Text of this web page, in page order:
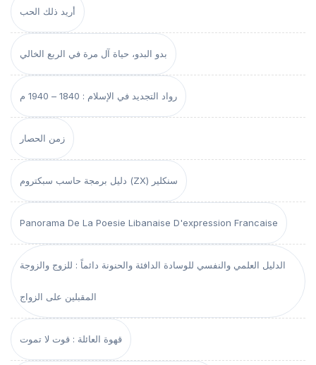
أريد ذلك الحب
بدو البدو، حياة آل مرة في الربع الخالي
رواد التجديد في الإسلام : 1840 – 1940 م
زمن الحصار
دليل برمجة حاسب سبكتروم (ZX) سنكلير
Panorama De La Poesie Libanaise D'expression Francaise
الدليل العلمي والنفسي للوسادة الدافئة والحنونة دائماً : للزوج والزوجة
المقبلين على الزواج
قهوة العائلة : قوت لا تموت